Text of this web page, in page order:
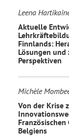
Leena
Aktuelle
Finnlands:
Lösungen
Perspektiven
Michèle
Von der Krise
Belgiens